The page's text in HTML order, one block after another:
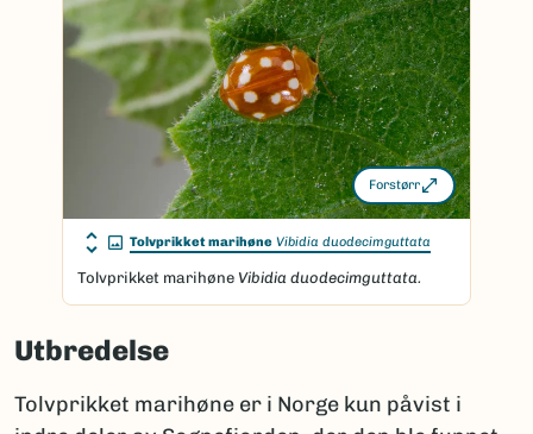
Forstørr
Tolvprikket marihøne Vibidia duodecimguttata
Tolvprikket marihøne Vibidia duodecimguttata.
Utbredelse
Tolvprikket marihøne er i Norge kun påvist i